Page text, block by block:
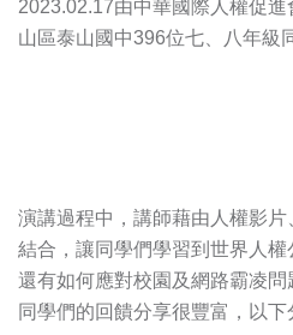
2023.02.17由中華國際人權促
山區泰山國中396位七、八年級
演講過程中，講師藉由人權影
結合，讓同學們學習到世界人權
還有如何應對校園及網路霸凌問
同學們的回饋分享很豐富，以